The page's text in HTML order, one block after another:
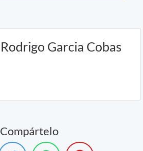
Rodrigo Garcia Cobas
Compártelo